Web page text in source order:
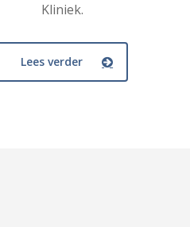
Kliniek.
Lees verder